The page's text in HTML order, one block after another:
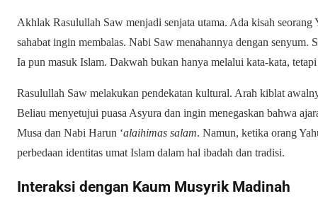
Akhlak Rasulullah Saw menjadi senjata utama. Ada kisah seorang
sahabat ingin membalas. Nabi Saw menahannya dengan senyum.
Ia pun masuk Islam. Dakwah bukan hanya melalui kata-kata,
Rasulullah Saw melakukan pendekatan kultural. Arah kiblat
Beliau menyetujui puasa Asyura dan ingin menegaskan bahwa
Musa dan Nabi Harun ‘alaihimas salam. Namun, ketika orang
perbedaan identitas umat Islam dalam hal ibadah dan tradisi.
Interaksi dengan Kaum Musyrik Madinah